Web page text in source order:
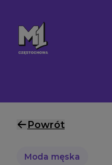
Powrót
Moda męska